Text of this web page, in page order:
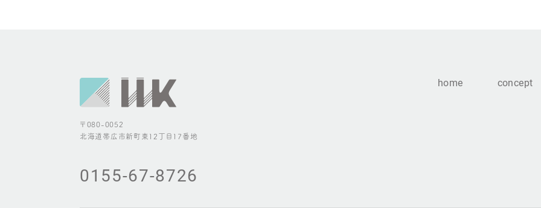
ョ
〒080-0052
北海道帯広市新町東12丁目17番地
0155-67-8726
home concept